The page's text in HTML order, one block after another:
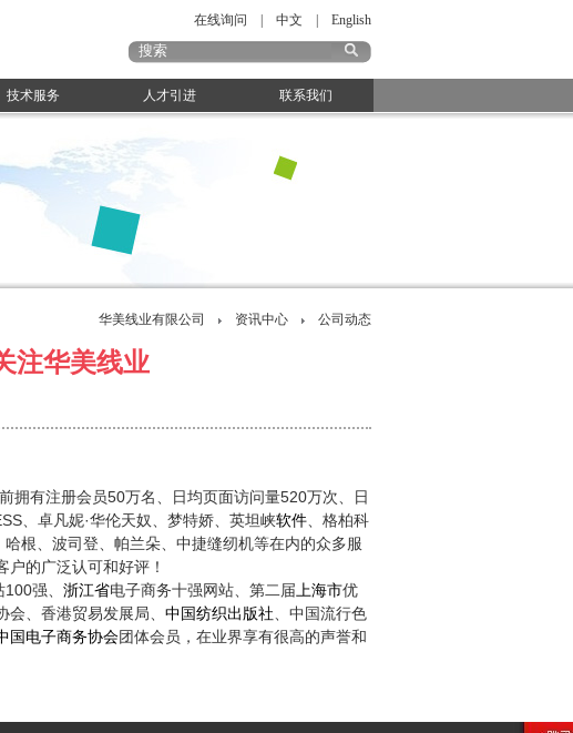
在线询问 中文 English
技术服务 人才引进 联系我们
华美线业有限公司 资讯中心 公司动态
注华美线业
拥有注册会员50万名、日均页面访问量520万次、日
、卓凡妮·华伦天奴、梦特娇、英坦峡软件、格柏科
哈根、波司登、帕兰朵、中捷缝纫机等在内的众多服
的广泛认可和好评！
100强、 浙江省电子商务十强网站、第二届上海市优
会、香港贸易发展局、 中国纺织出版社、中国流行色
国电子商务协会团体会员，在业界享有很高的声誉和